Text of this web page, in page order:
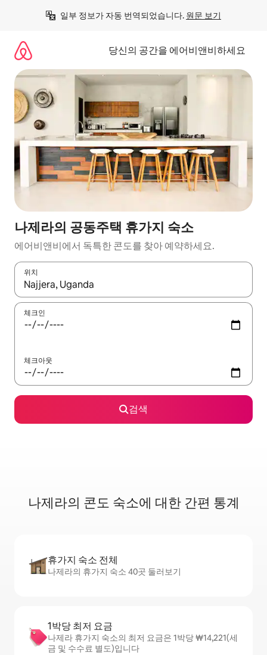
일부 정보가 자동 번역되었습니다. 원문 보기
당신의 공간을 에어비앤비하세요
나제라의 공동주택 휴가지 숙소
에어비앤비에서 독특한 콘도를 찾아 예약하세요.
위치
결과가 나오면 위·아래 화살표 키를 사용하거나 터치 또는 스와이
체크인
체크아웃
검색
나제라의 콘도 숙소에 대한 간편 통계
휴가지 숙소 전체
나제라의 휴가지 숙소 40곳 둘러보기
1박당 최저 요금
나제라 휴가지 숙소의 최저 요금은 1박당 ₩14,221(세
금 및 수수료 별도)입니다